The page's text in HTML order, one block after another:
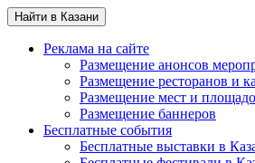
Найти в Казани
Реклама на сайте
Размещение анонсов
Размещение ресторанов и
Размещение мест и
Размещение баннеров
Бесплатные события
Бесплатные выставки в